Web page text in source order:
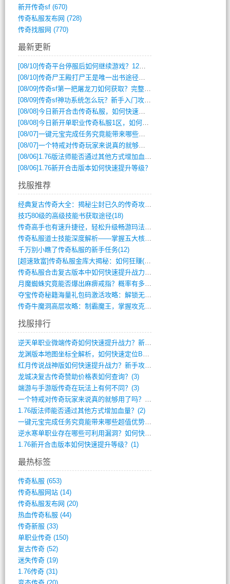
新开传奇sf(670)
传奇私服发布网 (728)
传奇找服网 (770)
最新更新
[08/10]传奇平台停服后如何继续游戏？12月6日停服影响攻略吗？
[08/10]传奇尸王殿打尸王是唯一出书途径吗？
[08/09]传奇sf第一把屠龙刀如何获取？完整攻略揭秘
[08/09]传奇sf神功系统怎么玩？新手入门攻略全解析
[08/08]今日新开合击传奇私服，如何快速提升角色战力？
[08/08]今日新开单职业传奇私服1区，如何快速升级与获取顶级装备？
[08/07]一键元宝完成任务究竟能带来哪些超值优势？
[08/07]一个特戒对传奇玩家来说真的就够用了吗？
[08/06] 1.76版法师能否通过其他方式增加血量？
[08/06] 1.76新开合击版本如何快速提升等级？
找服推荐
经典复古传奇大全：揭秘尘封已久的传奇攻略(348)
技巧80级的高级技能书获取途径(18)
传奇高手也有速升捷径，轻松升级畅游玛法(11)
传奇私服道士技能深度解析——掌握五大核心(956)
千万别小瞧了传奇私服的新手任务(12)
[超速致富]传奇私服金库大揭秘：如何狂赚(590)
传奇私服合击复古版本中如何快速提升战力与(917)
月魔蜘蛛究竟能否爆出麻痹戒指？概率有多大(11)
夺宝传奇秘籍海量礼包码激活攻略：解锁无限(587)
传奇牛魔洞高层攻略：制霸魔王，掌握攻克要(12)
找服排行
逆天单职业微端传奇如何快速提升战力？新手(4)
龙渊版本地图坐标全解析，如何快速定位BO(4)
红月传说战神版如何快速提升战力？新手攻略(3)
龙城决复古传奇赞助价格表如何查询？(3)
端游与手游版传奇在玩法上有何不同？(3)
一个特戒对传奇玩家来说真的就够用了吗？(2)
1.76版法师能否通过其他方式增加血量？(2)
一键元宝完成任务究竟能带来哪些超值优势？(1)
逆水寒单职业存在哪些可利用漏洞？如何快速(1)
1.76新开合击版本如何快速提升等级？(1)
最热标签
传奇私服 (653)
传奇私服网站(14)
传奇私服发布网 (20)
热血传奇私服 (44)
传奇新服 (33)
单职业传奇(150)
复古传奇(52)
迷失传奇(19)
1.76传奇(31)